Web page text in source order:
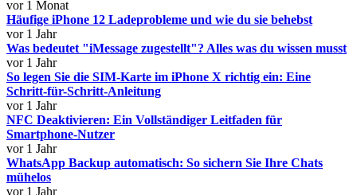
vor 1 Monat
Häufige iPhone 12 Ladeprobleme und wie du sie behebst
vor 1 Jahr
Was bedeutet "iMessage zugestellt"? Alles was du wissen musst
vor 1 Jahr
So legen Sie die SIM-Karte im iPhone X richtig ein: Eine
Schritt-für-Schritt-Anleitung
vor 1 Jahr
NFC Deaktivieren: Ein Vollständiger Leitfaden für
Smartphone-Nutzer
vor 1 Jahr
WhatsApp Backup automatisch: So sichern Sie Ihre Chats
mühelos
vor 1 Jahr